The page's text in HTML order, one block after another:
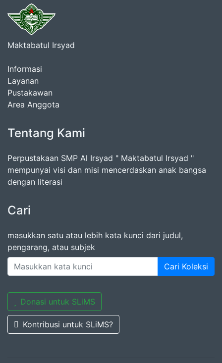
Maktabatul Irsyad
Informasi
Layanan
Pustakawan
Area Anggota
Tentang Kami
Perpustakaan SMP Al Irsyad " Maktabatul Irsyad "
mempunyai visi dan misi mencerdaskan anak bangsa
dengan literasi
Cari
masukkan satu atau lebih kata kunci dari judul,
pengarang, atau subjek
Cari Koleksi
Donasi untuk SLiMS
Kontribusi untuk SLiMS?